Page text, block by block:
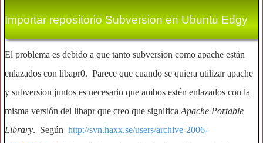
Importar repositorio Subversion en Ubuntu Edgy
El problema es debido a que tanto subversion como apache están
enlazados con libapr0. Parece que cuando se quiera utilizar apache
y subversion juntos es necesario que ambos estén enlazados con la
misma versión del libapr que creo que significa Apache Portable
Library. Según http://svn.haxx.se/users/archive-2006-